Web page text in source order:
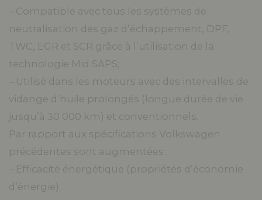
– Compatible avec tous les systèmes de
neutralisation des gaz d’échappement, DPF,
TWC, EGR et SCR grâce à l’utilisation de la
technologie Mid SAPS;
– Utilisé dans les moteurs avec des intervalles de
vidange d’huile prolongés (longue durée de vie
jusqu’à 30 000 km) et conventionnels.
Par rapport aux spécifications Volkswagen
précédentes sont augmentées :
– Efficacité énergétique (propriétés d’économie
d’énergie);